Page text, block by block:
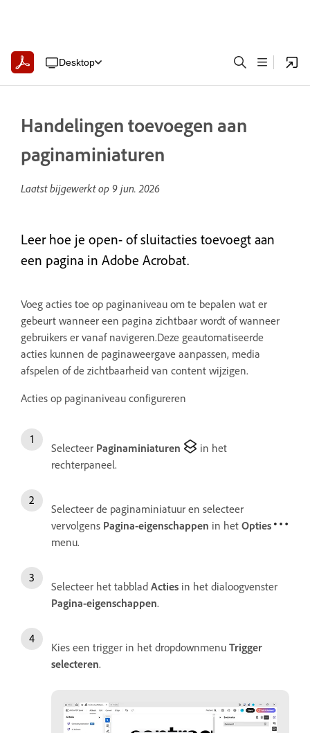
Desktop
Handelingen toevoegen aan
paginaminiaturen
Laatst bijgewerkt op 9 jun. 2026
Leer hoe je open- of sluitacties toevoegt aan
een pagina in Adobe Acrobat.
Voeg acties toe op paginaniveau om te bepalen wat er
gebeurt wanneer een pagina zichtbaar wordt of wanneer
gebruikers er vanaf navigeren.Deze geautomatiseerde
acties kunnen de paginaweergave aanpassen, media
afspelen of de zichtbaarheid van content wijzigen.
Acties op paginaniveau configureren
Selecteer Paginaminiaturen
in het
rechterpaneel.
Selecteer de paginaminiatuur en selecteer
vervolgens Pagina-eigenschappen in het Opties
menu.
Selecteer het tabblad Acties in het dialoogvenster
Pagina-eigenschappen.
Kies een trigger in het dropdownmenu Trigger
selecteren.